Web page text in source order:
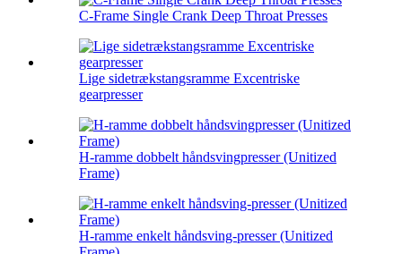
C-Frame Single Crank Deep Throat Presses
Lige sidetrækstangsramme Excentriske
gearpresser
H-ramme dobbelt håndsvingpresser (Unitized
Frame)
H-ramme enkelt håndsving-presser (Unitized